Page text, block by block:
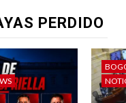
PERDIDO